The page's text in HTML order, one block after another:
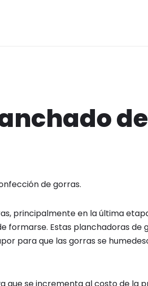
de
de gorras.
principalmente en la última
formarse. Estas planchadoras de
para que las gorras se
que se incrementa al costo de la